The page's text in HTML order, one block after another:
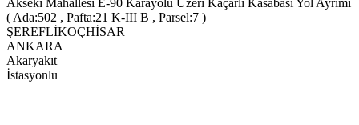
Akseki Mahallesi E-90 Karayolu Üzeri Kaçarlı Kasabası Yol Ayrımı
( Ada:502 , Pafta:21 K-III B , Parsel:7 )
ŞEREFLİKOÇHİSAR
ANKARA
Akaryakıt
İstasyonlu